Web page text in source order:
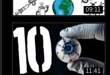
09:11
11:41